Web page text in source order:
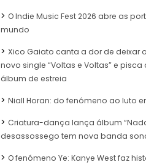
O Indie Music Fest 2026 abre as
mundo
Xico Gaiato canta a dor de deixar
novo single “Voltas e Voltas” e
álbum de estreia
Niall Horan: do fenómeno ao luto
Criatura-dança lança álbum
desassossego tem nova banda
O fenómeno Ye: Kanye West faz